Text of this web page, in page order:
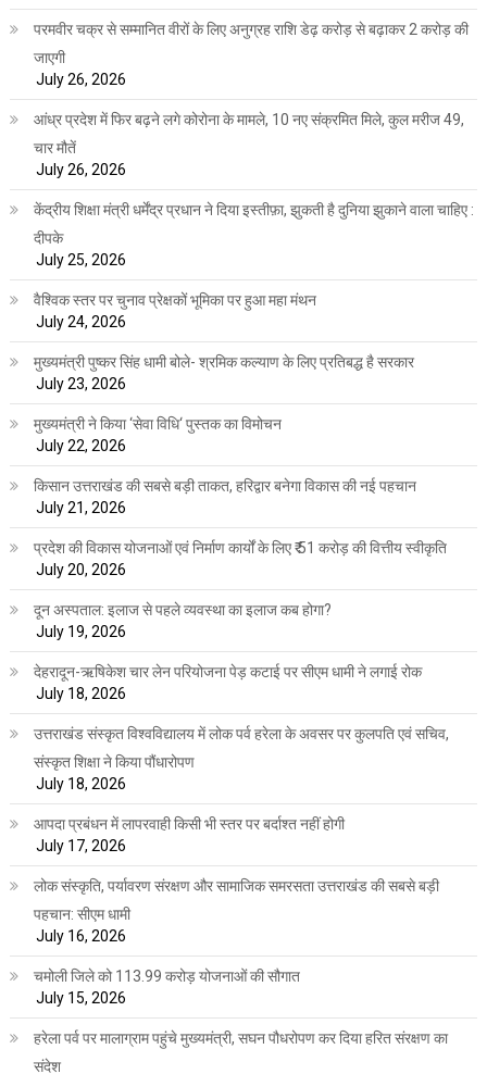
परमवीर चक्र से सम्मानित वीरों के लिए अनुग्रह राशि डेढ़ करोड़ से बढ़ाकर 2 करोड़ की
जाएगी
July 26, 2026
आंध्र प्रदेश में फिर बढ़ने लगे कोरोना के मामले, 10 नए संक्रमित मिले, कुल मरीज 49,
चार मौतें
July 26, 2026
केंद्रीय शिक्षा मंत्री धर्मेंद्र प्रधान ने दिया इस्तीफ़ा, झुकती है दुनिया झुकाने वाला चाहिए :
दीपके
July 25, 2026
वैश्विक स्तर पर चुनाव प्रेक्षकों भूमिका पर हुआ महा मंथन
July 24, 2026
मुख्यमंत्री पुष्कर सिंह धामी बोले- श्रमिक कल्याण के लिए प्रतिबद्ध है सरकार
July 23, 2026
मुख्यमंत्री ने किया ‘सेवा विधि‘ पुस्तक का विमोचन
July 22, 2026
किसान उत्तराखंड की सबसे बड़ी ताकत, हरिद्वार बनेगा विकास की नई पहचान
July 21, 2026
प्रदेश की विकास योजनाओं एवं निर्माण कार्यों के लिए ₹ 51 करोड़ की वित्तीय स्वीकृति
July 20, 2026
दून अस्पताल: इलाज से पहले व्यवस्था का इलाज कब होगा?
July 19, 2026
देहरादून-ऋषिकेश चार लेन परियोजना पेड़ कटाई पर सीएम धामी ने लगाई रोक
July 18, 2026
उत्तराखंड संस्कृत विश्वविद्यालय में लोक पर्व हरेला के अवसर पर कुलपति एवं सचिव,
संस्कृत शिक्षा ने किया पौंधारोपण
July 18, 2026
आपदा प्रबंधन में लापरवाही किसी भी स्तर पर बर्दाश्त नहीं होगी
July 17, 2026
लोक संस्कृति, पर्यावरण संरक्षण और सामाजिक समरसता उत्तराखंड की सबसे बड़ी
पहचान: सीएम धामी
July 16, 2026
चमोली जिले को 113.99 करोड़ योजनाओं की सौगात
July 15, 2026
हरेला पर्व पर मालाग्राम पहुंचे मुख्यमंत्री, सघन पौधरोपण कर दिया हरित संरक्षण का
संदेश